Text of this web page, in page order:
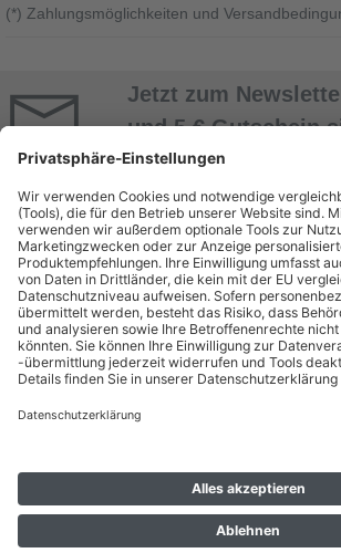
(*) Zahlungsmöglichkeiten und
Jetzt zum
und 5 € Gutschein
* Alle Daten werden vertraulich behandelt. Abmeldung
Kundenkonto! Mindestbestellwert 50 EUR.
ÜBER UNS
Unternehmen
Geschäftsbereiche
Miete
Dienstleistungen & Service
Karriere
EINKAUF
Bestellung
Zahlung &
Kontakt
Hinweise zu Umwelt und Verpackung
Mein Konto